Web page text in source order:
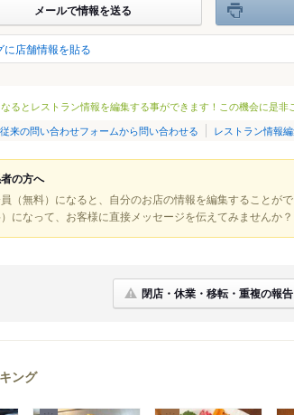
メールで情報を送る
に店舗情報を貼る
るとレストラン情報を編集する事ができます！この機会に是非
従来の問い合わせフォームから問い合わせる レストラン情報
の方へ
（無料）になると、自分のお店の情報を編集することがで
になって、お客様に直接メッセージを伝えてみませんか？
閉店・休業・移転・重複の報告
ング